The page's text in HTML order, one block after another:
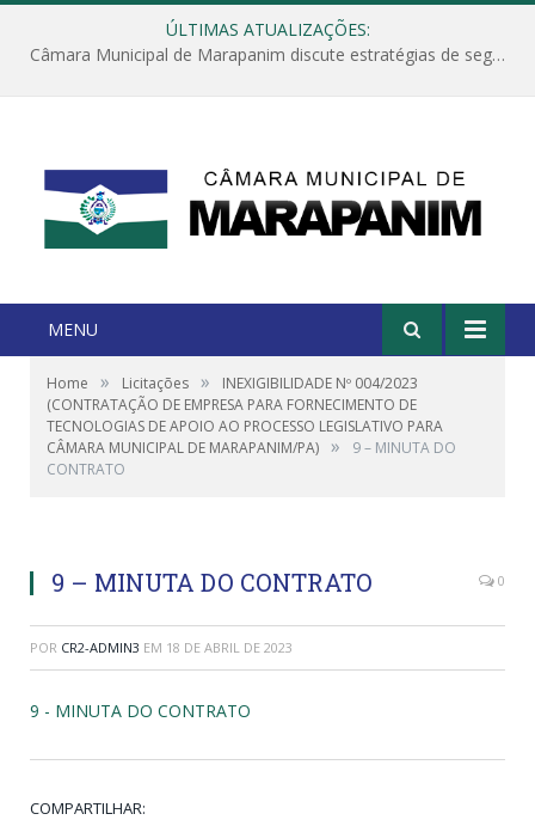
ÚLTIMAS ATUALIZAÇÕES:
Câmara Municipal de Marapanim discute estratégias de segurança com autoridades e poder executivo
MENU
Home » Licitações »
INEXIGIBILIDADE Nº 004/2023
(CONTRATAÇÃO DE EMPRESA PARA FORNECIMENTO DE
TECNOLOGIAS DE APOIO AO PROCESSO LEGISLATIVO PARA
CÂMARA MUNICIPAL DE MARAPANIM/PA) »
9 – MINUTA DO
CONTRATO
9 – MINUTA DO CONTRATO 0
POR CR2-ADMIN3 EM 18 DE ABRIL DE 2023
9 - MINUTA DO CONTRATO
COMPARTILHAR: